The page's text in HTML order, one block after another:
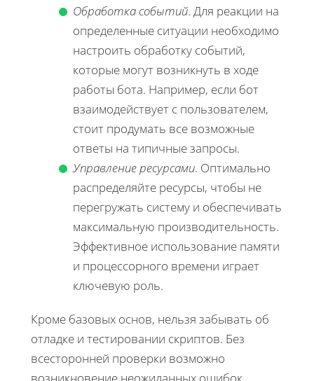
Обработка событий. Для реакции на
определенные ситуации необходимо
настроить обработку событий,
которые могут возникнуть в ходе
работы бота. Например, если бот
взаимодействует с пользователем,
стоит продумать все возможные
ответы на типичные запросы.
Управление ресурсами. Оптимально
распределяйте ресурсы, чтобы не
перегружать систему и обеспечивать
максимальную производительность.
Эффективное использование памяти
и процессорного времени играет
ключевую роль.
Кроме базовых основ, нельзя забывать об
отладке и тестировании скриптов. Без
всесторонней проверки возможно
возникновение неожиданных ошибок,